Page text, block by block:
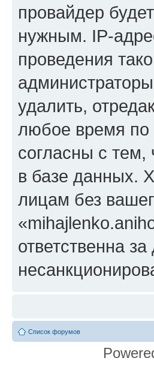
провайдер
нужным. IP-
проведения
удалить,
любое время по
согласны с
в базе данных.
лицам без
ответственна
Список форумов